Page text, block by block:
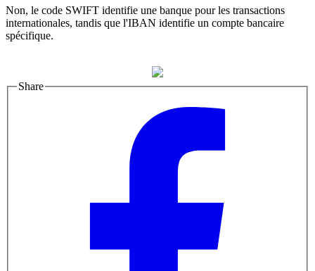
Non, le code SWIFT identifie une banque pour les transactions
internationales, tandis que l'IBAN identifie un compte bancaire
spécifique.
Share